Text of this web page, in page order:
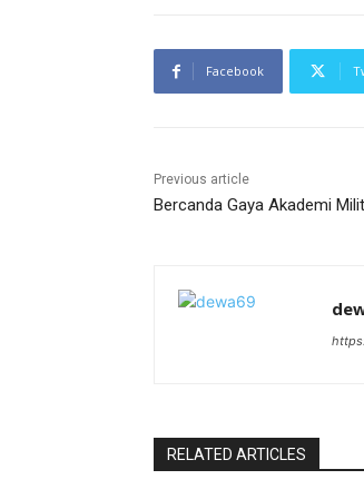
Facebook
Previous article
Bercanda Gaya Akademi
RELATED ARTICLES